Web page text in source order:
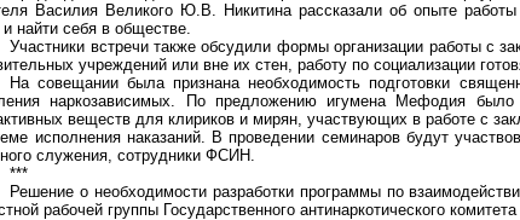
Василия Великого Ю.В. Никитина рассказали об опыте
найти себя в обществе.
Участники встречи также обсудили формы организации работы с
учреждений или вне их стен, работу по социализации
На совещании была признана необходимость подготовки
наркозависимых. По предложению игумена Мефодия было
веществ для клириков и мирян, участвующих в работе с
исполнения наказаний. В проведении семинаров будут
служения, сотрудники ФСИН.
***
Решение о необходимости разработки программы по
рабочей группы Государственного антинаркотического